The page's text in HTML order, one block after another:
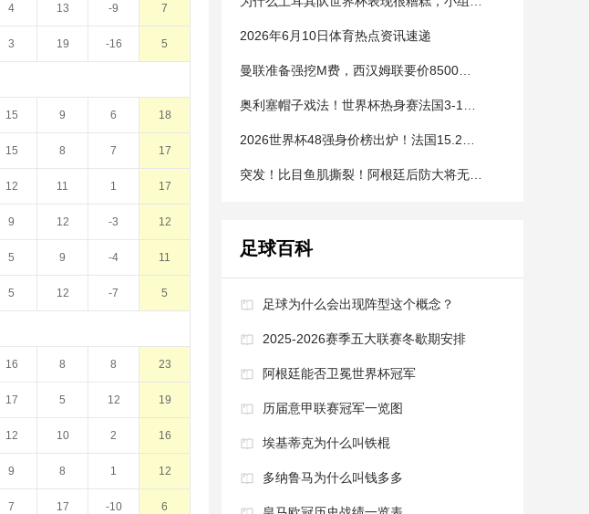
4 13 -9 7
3 19 -16 5
15 9 6 18
15 8 7 17
12 11 1 17
9 12 -3 12
5 9 -4 11
5 12 -7 5
16 8 8 23
17 5 12 19
12 10 2 16
9 8 1 12
7 17 -10 6
2026年6月10日体育热点资讯速递
足球百科
足球为什么会出现阵型这个概念？
2025-2026赛季五大联赛冬歇期安排
阿根廷能否卫冕世界杯冠军
历届意甲联赛冠军一览图
埃基蒂克为什么叫铁棍
多纳鲁马为什么叫钱多多